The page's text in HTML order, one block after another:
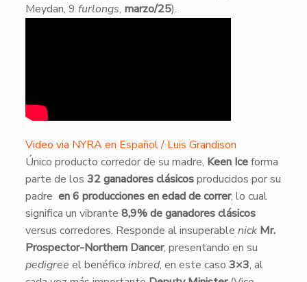
Meydan, 9 furlongs, marzo/25).
Video via NYRA en Español / Luis Grandison
Único producto corredor de su madre, Keen Iceforma
parte de los 32 ganadores clásicosproducidos por su
padre en 6 producciones en edad de correr, lo cual
significa un vibrante 8,9% de ganadores clásicos
versus corredores. Responde al insuperable nick Mr.
Prospector-Northern Dancer, presentando en su
pedigree el benéfico inbred, en este caso 3×3, al